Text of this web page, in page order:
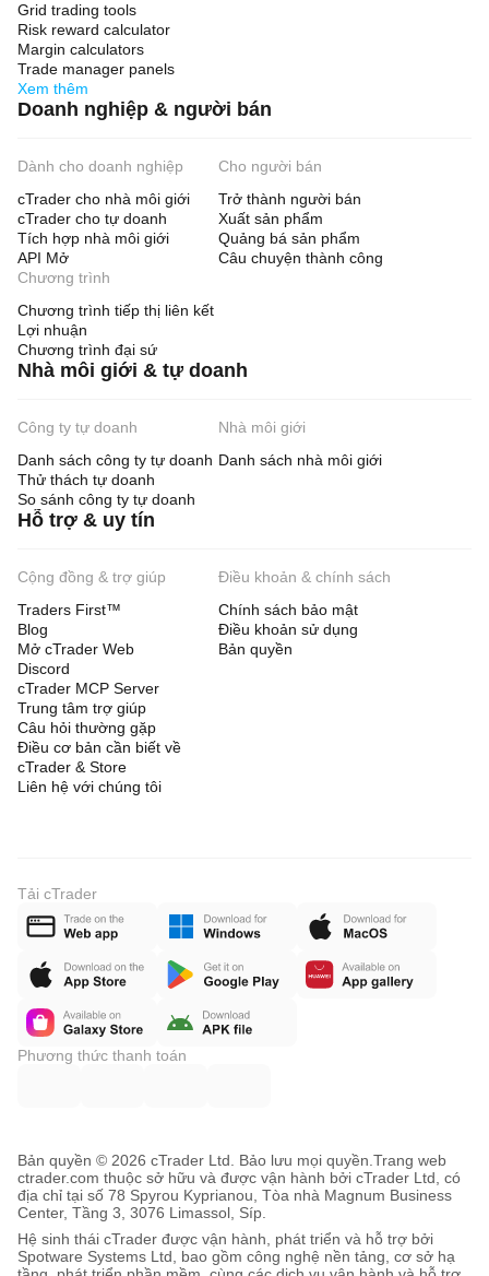
Grid trading tools
Risk reward calculator
Margin calculators
Trade manager panels
Xem thêm
Doanh nghiệp & người bán
Dành cho doanh nghiệp
cTrader cho nhà môi giới
cTrader cho tự doanh
Tích hợp nhà môi giới
API Mở
Cho người bán
Trở thành người bán
Xuất sản phẩm
Quảng bá sản phẩm
Câu chuyện thành công
Chương trình
Chương trình tiếp thị liên kết
Lợi nhuận
Chương trình đại sứ
Nhà môi giới & tự doanh
Công ty tự doanh
Danh sách công ty tự doanh
Thử thách tự doanh
So sánh công ty tự doanh
Nhà môi giới
Danh sách nhà môi giới
Hỗ trợ & uy tín
Cộng đồng & trợ giúp
Traders First™
Blog
Mở cTrader Web
Discord
cTrader MCP Server
Trung tâm trợ giúp
Câu hỏi thường gặp
Điều cơ bản cần biết về
cTrader & Store
Liên hệ với chúng tôi
Điều khoản & chính sách
Chính sách bảo mật
Điều khoản sử dụng
Bản quyền
Tải cTrader
Phương thức thanh toán
Bản quyền © 2026 cTrader Ltd. Bảo lưu mọi quyền. Trang web
ctrader.com thuộc sở hữu và được vận hành bởi cTrader Ltd, có
địa chỉ tại số 78 Spyrou Kyprianou, Tòa nhà Magnum Business
Center, Tầng 3, 3076 Limassol, Síp.
Hệ sinh thái cTrader được vận hành, phát triển và hỗ trợ bởi
Spotware Systems Ltd, bao gồm công nghệ nền tảng, cơ sở hạ